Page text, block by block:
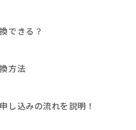
できる？
方法
し込みの流れを説明！